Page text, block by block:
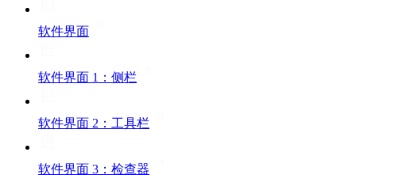
软件界面
软件界面 1：侧栏
软件界面 2：工具栏
软件界面 3：检查器